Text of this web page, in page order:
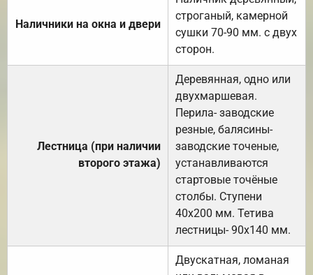
Наличники на окна и двери
строганый, камерной
сушки 70-90 мм. с двух
сторон.
Лестница (при наличии
второго этажа)
Деревянная, одно или
двухмаршевая.
Перила- заводские
резные, балясины-
заводские точеные,
устанавливаются
стартовые точёные
столбы. Ступени
40х200 мм. Тетива
лестницы- 90х140 мм.
Двускатная, ломаная